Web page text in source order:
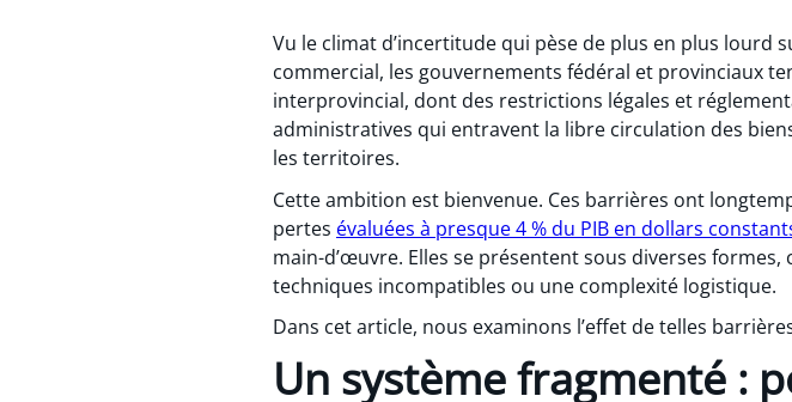
Vu le climat d’incertitude qui pèse de plus en plus lourd
commercial, les gouvernements fédéral et provinciaux
interprovincial, dont des restrictions légales et
administratives qui entravent la libre circulation des
les territoires.
Cette ambition est bienvenue. Ces barrières ont
pertes évaluées à presque 4 % du PIB en dollars
main-d’œuvre. Elles se présentent sous diverses
techniques incompatibles ou une complexité logistique.
Dans cet article, nous examinons l’effet de telles
Un système fragmenté :